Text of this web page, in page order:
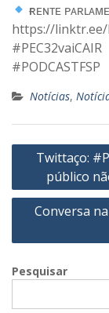
ғʀᴇɴᴛᴇ
https://linktr.ee/
#PEC32vaiCAIR
#PODCASTFSP
Notícias,
Navegação
Post
Twittaço:
público
Conversa
Pesquisar